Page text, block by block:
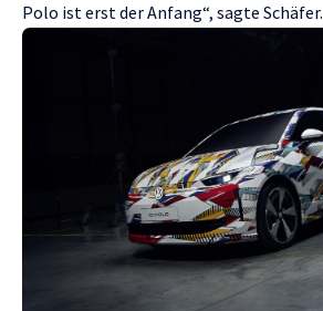
Polo ist erst der Anfang“, sagte Schäfer.